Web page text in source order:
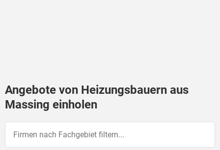
Angebote von Heizungsbauern aus
Massing einholen